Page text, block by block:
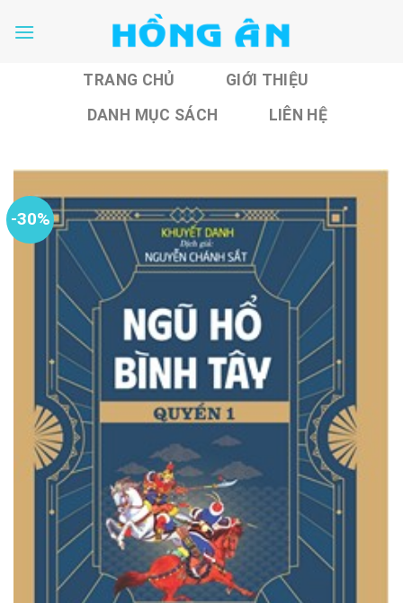
TRANG CHỦ
GIỚI THIỆU
DANH MỤC SÁCH
LIÊN HỆ
-30%